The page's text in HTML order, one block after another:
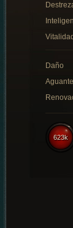
Vitalidad
Daño
Aguante
623k